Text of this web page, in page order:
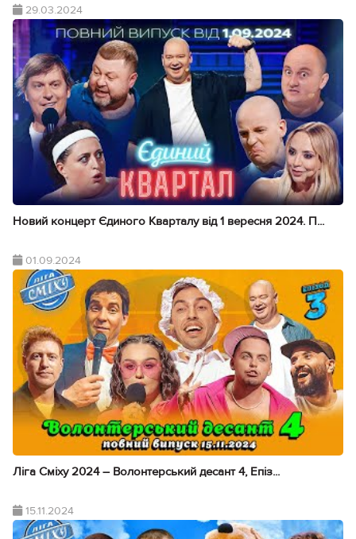
29.03.2024
Новий концерт Єдиного Кварталу від 1 вересня 2024. П...
01.09.2024
Ліга Сміху 2024 – Волонтерський десант 4, Епіз...
15.11.2024